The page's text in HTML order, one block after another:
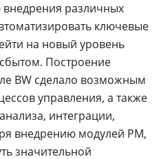
различных
ключевые
на новый уровень
Построение
BW сделало возможным
управления, а также
интеграции,
внедрению модулей PM,
значительной